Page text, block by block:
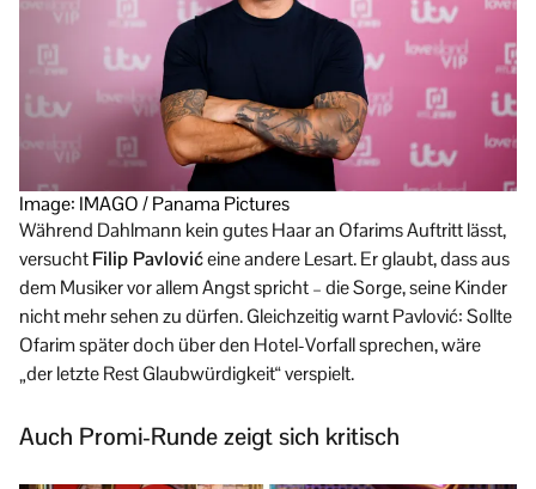
Image: IMAGO / Panama Pictures
Während Dahlmann kein gutes Haar an Ofarims Auftritt lässt,
versuchtFilip Pavlovićeine andere Lesart. Er glaubt, dass aus
dem Musiker vor allem Angst spricht – die Sorge, seine Kinder
nicht mehr sehen zu dürfen. Gleichzeitig warnt Pavlović: Sollte
Ofarim später doch über den Hotel-Vorfall sprechen, wäre
„der letzte Rest Glaubwürdigkeit“ verspielt.
Auch Promi-Runde zeigt sich kritisch